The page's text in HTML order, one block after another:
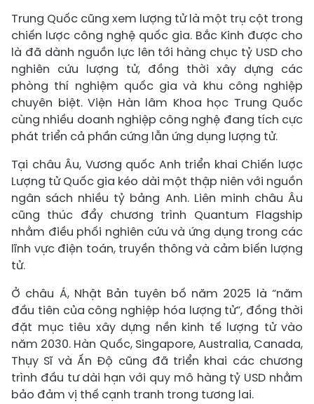
Trung Quốc cũng xem lượng tử là một trụ cột trong
chiến lược công nghệ quốc gia. Bắc Kinh được cho
là đã dành nguồn lực lên tới hàng chục tỷ USD cho
nghiên cứu lượng tử, đồng thời xây dựng các
phòng thí nghiệm quốc gia và khu công nghiệp
chuyên biệt. Viện Hàn lâm Khoa học Trung Quốc
cùng nhiều doanh nghiệp công nghệ đang tích cực
phát triển cả phần cứng lẫn ứng dụng lượng tử.
Tại châu Âu, Vương quốc Anh triển khai Chiến lược
Lượng tử Quốc gia kéo dài một thập niên với nguồn
ngân sách nhiều tỷ bảng Anh. Liên minh châu Âu
cũng thúc đẩy chương trình Quantum Flagship
nhằm điều phối nghiên cứu và ứng dụng trong các
lĩnh vực điện toán, truyền thông và cảm biến lượng
tử.
Ở châu Á, Nhật Bản tuyên bố năm 2025 là “năm
đầu tiên của công nghiệp hóa lượng tử”, đồng thời
đặt mục tiêu xây dựng nền kinh tế lượng tử vào
năm 2030. Hàn Quốc, Singapore, Australia, Canada,
Thụy Sĩ và Ấn Độ cũng đã triển khai các chương
trình đầu tư dài hạn với quy mô hàng tỷ USD nhằm
bảo đảm vị thế cạnh tranh trong tương lai.